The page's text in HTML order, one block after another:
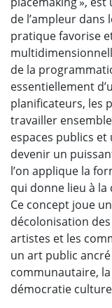
de l’ampleur dans
pratique favorise
de la
essentiellement
planificateurs, les
travailler
espaces publics
devenir un
l’on applique la
qui donne lieu à la
Ce concept joue
décolonisation
artistes et les
un art public
communautaire,
démocratie